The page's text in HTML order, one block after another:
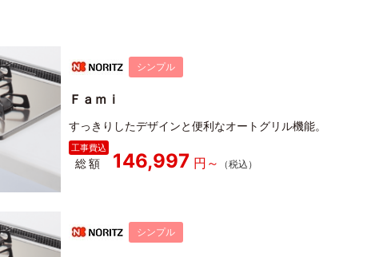
シンプル
Ｆａｍｉ
すっきりしたデザインと便利なオートグリル機能。
総額 146,997
シンプル